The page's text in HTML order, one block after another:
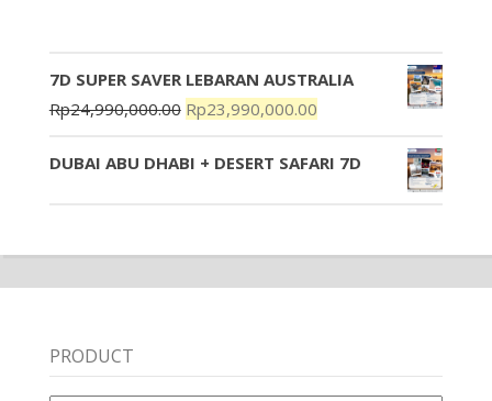
7D SUPER SAVER LEBARAN AUSTRALIA
Rp24,990,000.00 Rp23,990,000.00
DUBAI ABU DHABI + DESERT SAFARI 7D
PRODUCT
Product